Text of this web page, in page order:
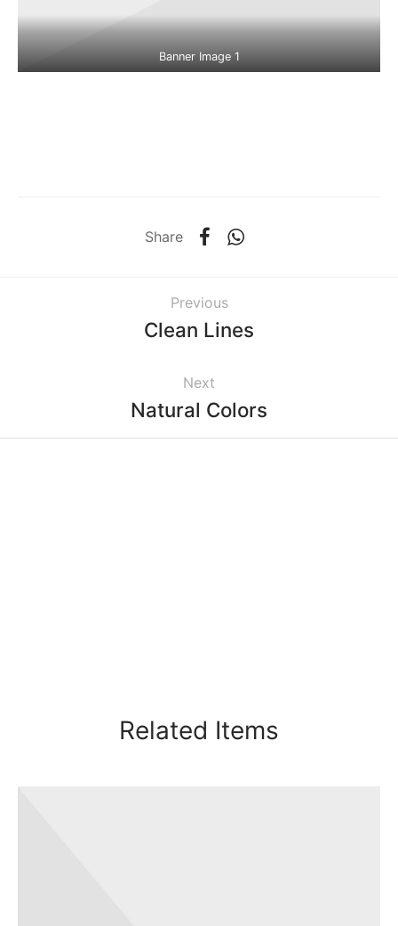
Banner Image 1
Share
Previous
Clean Lines
Next
Natural Colors
Related Items